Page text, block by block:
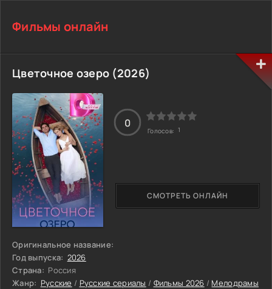
Фильмы онлайн
Цветочное озеро (2026)
Оригинальное название:
Год выпуска: 2026
Страна: Россия
Жанр: Русские / Русские сериалы / Фильмы 2026 / Мелодрамы
СМОТРЕТЬ ОНЛАЙН
0
Голосов: 1